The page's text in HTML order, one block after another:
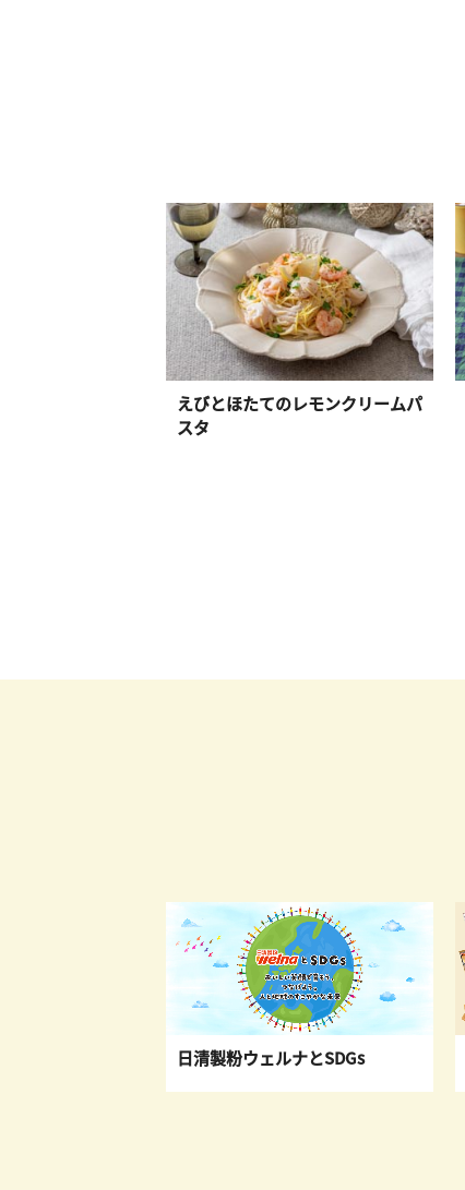
えびとほたてのレモンクリームパ
スタ
日清製粉ウェルナとSDGs